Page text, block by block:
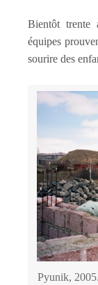
Bientôt trente
équipes
sourire des
Pyunik,